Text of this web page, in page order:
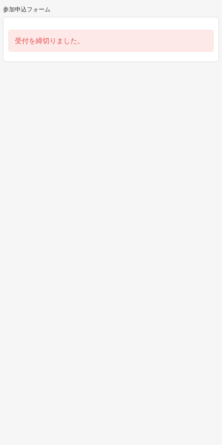
参加申込フォーム
受付を締切りました。